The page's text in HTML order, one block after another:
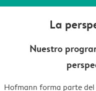
La
Nuestro
Hofmann forma parte